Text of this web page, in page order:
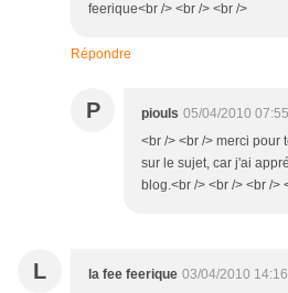
feerique<br /> <br /> <br />
Répondre
P piouls 05/04/2010 07:55
<br /> <br /> merci pour
sur le sujet, car j'ai
blog.<br /> <br /> <br />
L la fee feerique 03/04/2010 14:16